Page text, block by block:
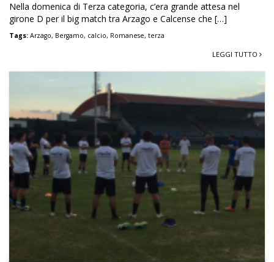
Nella domenica di Terza categoria, c’era grande attesa nel
girone D per il big match tra Arzago e Calcense che […]
Tags: Arzago, Bergamo, calcio, Romanese, terza
LEGGI TUTTO